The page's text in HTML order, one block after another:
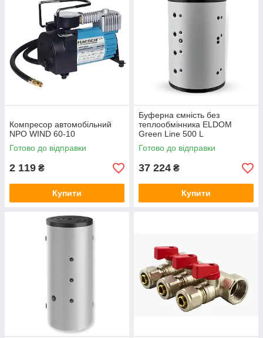
Компресор автомобільний
NPO WIND 60-10
Готово до відправки
2 119 ₴
Купити
Буферна ємність без
теплообмінника ELDOM
Green Line 500 L
Готово до відправки
37 224 ₴
Купити